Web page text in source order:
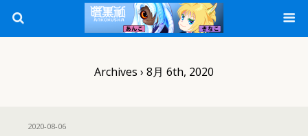
Archives › 8月 6th, 2020
2020-08-06